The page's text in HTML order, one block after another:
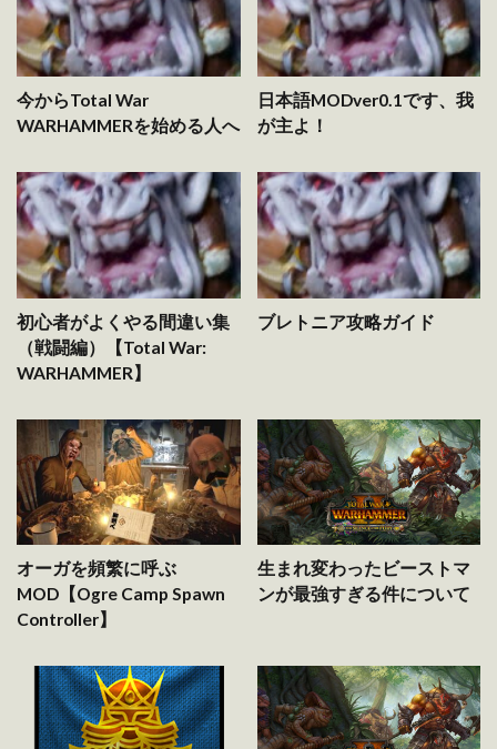
今からTotal War
WARHAMMERを始める人へ
日本語MODver0.1です、我
が主よ！
初心者がよくやる間違い集
（戦闘編）【Total War:
WARHAMMER】
ブレトニア攻略ガイド
オーガを頻繁に呼ぶ
MOD【Ogre Camp Spawn
Controller】
生まれ変わったビーストマ
ンが最強すぎる件について